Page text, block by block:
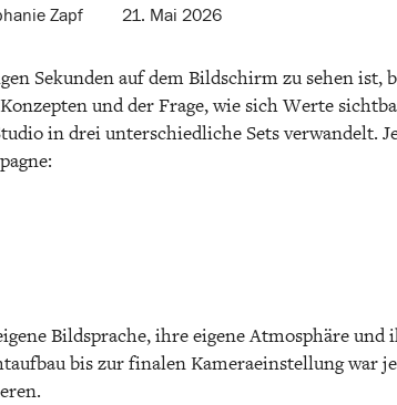
Zapf 21. Mai 2026
Sekunden auf dem Bildschirm zu sehen ist,
und der Frage, wie sich Werte
in drei unterschiedliche Sets verwandelt.
Bildsprache, ihre eigene Atmosphäre
bis zur finalen Kameraeinstellung war